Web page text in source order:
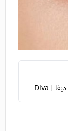
ديفا | Diva